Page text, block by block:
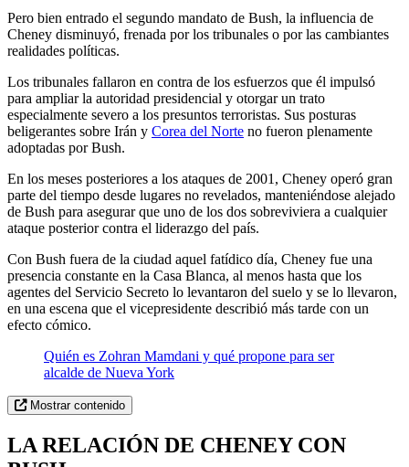
Pero bien entrado el segundo mandato de Bush, la influencia de
Cheney disminuyó, frenada por los tribunales o por las cambiantes
realidades políticas.
Los tribunales fallaron en contra de los esfuerzos que él impulsó
para ampliar la autoridad presidencial y otorgar un trato
especialmente severo a los presuntos terroristas. Sus posturas
beligerantes sobre Irán y Corea del Norte no fueron plenamente
adoptadas por Bush.
En los meses posteriores a los ataques de 2001, Cheney operó gran
parte del tiempo desde lugares no revelados, manteniéndose alejado
de Bush para asegurar que uno de los dos sobreviviera a cualquier
ataque posterior contra el liderazgo del país.
Con Bush fuera de la ciudad aquel fatídico día, Cheney fue una
presencia constante en la Casa Blanca, al menos hasta que los
agentes del Servicio Secreto lo levantaron del suelo y se lo llevaron,
en una escena que el vicepresidente describió más tarde con un
efecto cómico.
Quién es Zohran Mamdani y qué propone para ser
alcalde de Nueva York
Mostrar contenido
LA RELACIÓN DE CHENEY CON